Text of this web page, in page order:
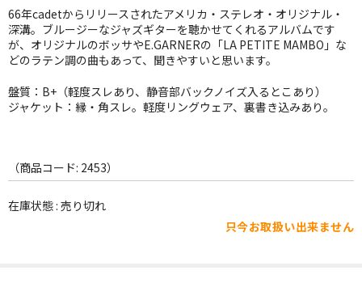
JAZZ-JP
JAZZ-VOCAL
ROCK
WORLD
その他
66年cadetからリリースされたアメリカ・ステレオ・オリジナル・
深溝。ブルージーなジャズギターを聴かせてくれるアルバムです
が、オリジナルのボッサやE.GARNERの「LA PETITE MAMBO」な
どのラテン調の曲もあって、聞きやすいと思います。
盤質：B+（軽度スレあり、静音部バックノイズ入るとこあり）
ジャケット：縁・角スレ。軽度リングウェア、裏書き込みあり。
（商品コード: 2453）
在庫状態 : 売り切れ
只今お取扱い出来ません